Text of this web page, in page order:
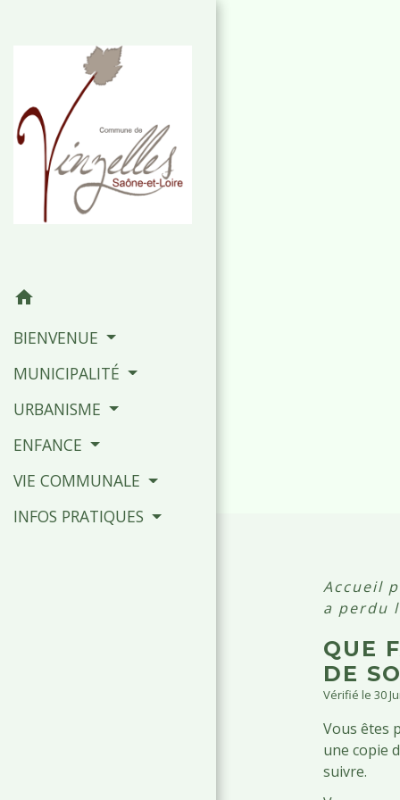
home
BIENVENUE
MUNICIPALITÉ
URBANISME
ENFANCE
VIE COMMUNALE
INFOS PRATIQUES
Accueil
a perdu
QUE
DE
Vérifié le 30
Vous êtes
une copie
suivre.